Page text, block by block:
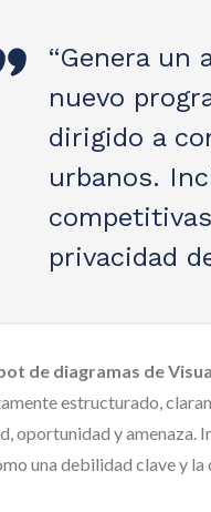
“Genera un
nuevo
dirigido a
urbanos.
privacidad
de diagramas de
estructurado,
oportunidad y amenaza.
una debilidad clave y